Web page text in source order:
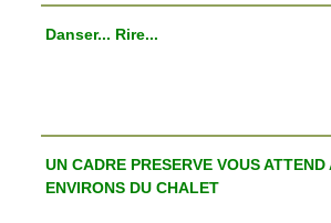
Danser... Rire...
UN CADRE PRESERVE VOUS ATTEND
ENVIRONS DU CHALET